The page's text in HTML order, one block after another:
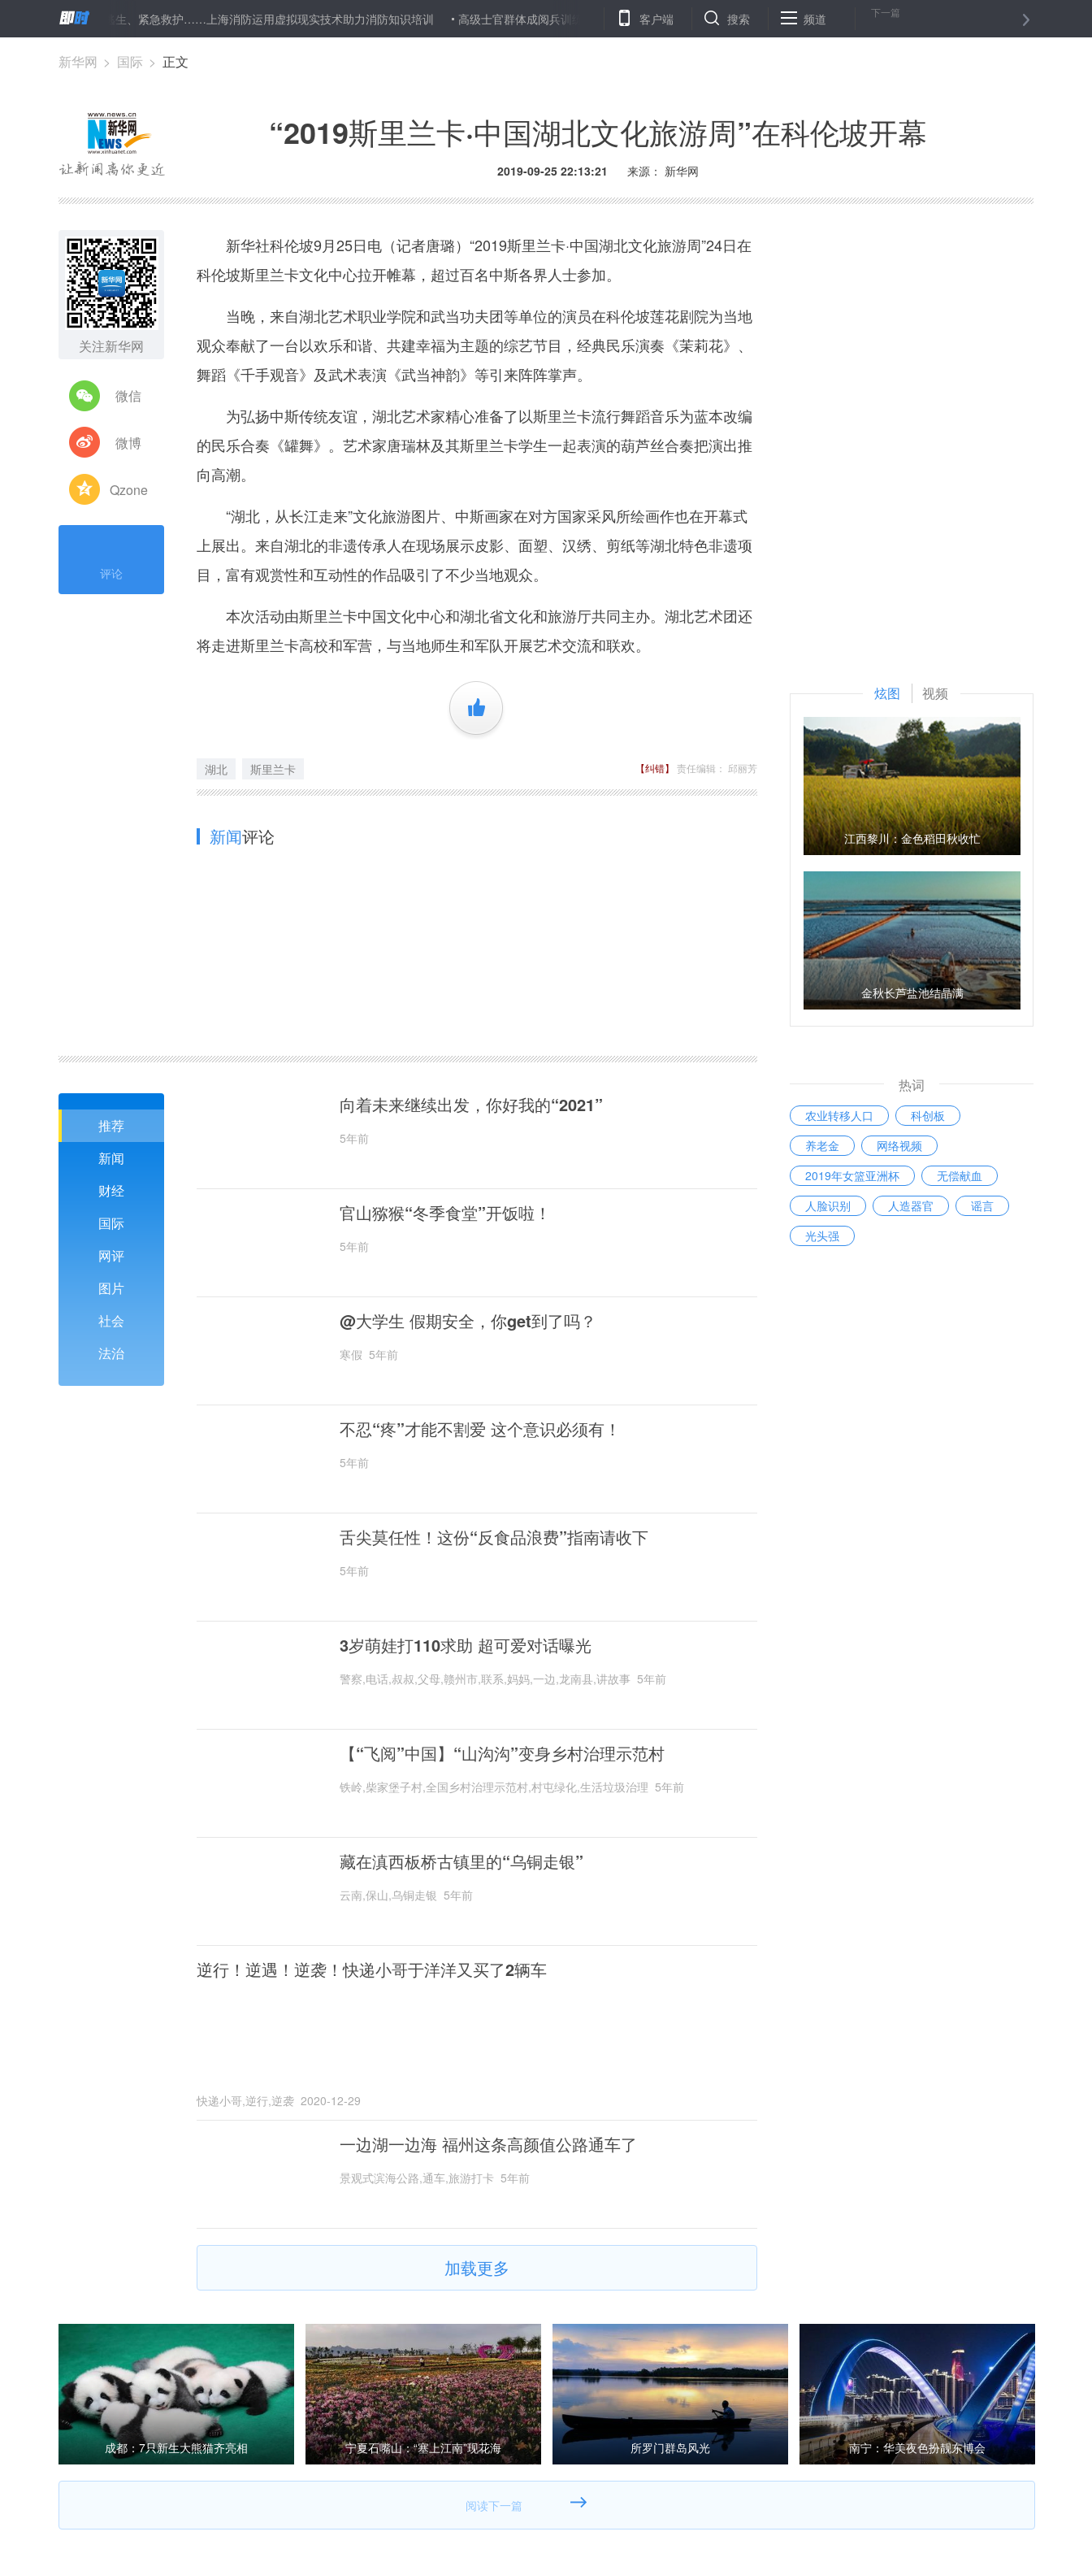
火场逃生、紧急救护……上海消防运用虚拟现实技术助力消防知识培训 高级士官群体成阅兵训练场上亮丽风景 从维和指挥长到阅兵方队长——记维和部队方队方队长、陆军第81集团军某工化旅旅长王星
客户端 搜索 频道 下一篇
新华网 > 国际 > 正文
“2019斯里兰卡·中国湖北文化旅游周”在科伦坡开幕
2019-09-25 22:13:21 来源： 新华网
关注新华网
微信
微博
Qzone
评论
新华社科伦坡9月25日电（记者唐璐）“2019斯里兰卡·中国湖北文化旅游周”24日在
科伦坡斯里兰卡文化中心拉开帷幕，超过百名中斯各界人士参加。
当晚，来自湖北艺术职业学院和武当功夫团等单位的演员在科伦坡莲花剧院为当地
观众奉献了一台以欢乐和谐、共建幸福为主题的综艺节目，经典民乐演奏《茉莉花》、
舞蹈《千手观音》及武术表演《武当神韵》等引来阵阵掌声。
为弘扬中斯传统友谊，湖北艺术家精心准备了以斯里兰卡流行舞蹈音乐为蓝本改编
的民乐合奏《罐舞》。艺术家唐瑞林及其斯里兰卡学生一起表演的葫芦丝合奏把演出推
向高潮。
“湖北，从长江走来”文化旅游图片、中斯画家在对方国家采风所绘画作也在开幕式
上展出。来自湖北的非遗传承人在现场展示皮影、面塑、汉绣、剪纸等湖北特色非遗项
目，富有观赏性和互动性的作品吸引了不少当地观众。
本次活动由斯里兰卡中国文化中心和湖北省文化和旅游厅共同主办。湖北艺术团还
将走进斯里兰卡高校和军营，与当地师生和军队开展艺术交流和联欢。
+1
湖北 斯里兰卡 【纠错】 责任编辑： 邱丽芳
新闻评论
推荐
新闻
财经
国际
网评
图片
社会
法治
向着未来继续出发，你好我的“2021”
5年前
官山猕猴“冬季食堂”开饭啦！
5年前
@大学生 假期安全，你get到了吗？
寒假 5年前
不忍“疼”才能不割爱 这个意识必须有！
5年前
舌尖莫任性！这份“反食品浪费”指南请收下
5年前
3岁萌娃打110求助 超可爱对话曝光
警察,电话,叔叔,父母,赣州市,联系,妈妈,一边,龙南县,讲故事 5年前
【“飞阅”中国】“山沟沟”变身乡村治理示范村
铁岭,柴家堡子村,全国乡村治理示范村,村屯绿化,生活垃圾治理 5年前
藏在滇西板桥古镇里的“乌铜走银”
云南,保山,乌铜走银 5年前
逆行！逆遇！逆袭！快递小哥于洋洋又买了2辆车
快递小哥,逆行,逆袭 2020-12-29
一边湖一边海 福州这条高颜值公路通车了
景观式滨海公路,通车,旅游打卡 5年前
加载更多
炫图 视频
江西黎川：金色稻田秋收忙
金秋长芦盐池结晶满
热词
农业转移人口
科创板
养老金
网络视频
2019年女篮亚洲杯
无偿献血
人脸识别
人造器官
谣言
光头强
成都：7只新生大熊猫齐亮相 宁夏石嘴山：“塞上江南”现花海 所罗门群岛风光 南宁：华美夜色扮靓东博会